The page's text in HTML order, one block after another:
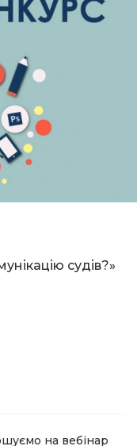
судів?»
на вебінар